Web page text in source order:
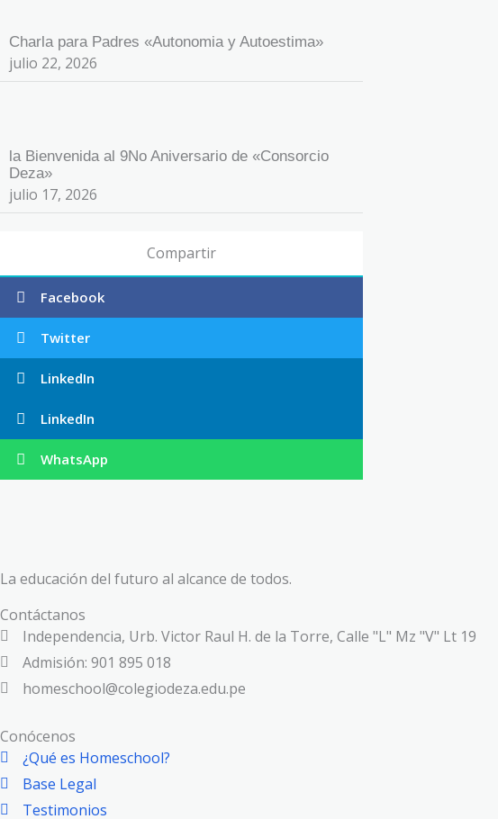
Charla para Padres «Autonomia y Autoestima»
julio 22, 2026
la Bienvenida al 9No Aniversario de «Consorcio
Deza»
julio 17, 2026
Compartir
Facebook
Twitter
LinkedIn
LinkedIn
WhatsApp
La educación del futuro al alcance de todos.
Contáctanos
Independencia, Urb. Victor Raul H. de la Torre, Calle "L" Mz "V" Lt 19
Admisión: 901 895 018
homeschool@colegiodeza.edu.pe
Conócenos
¿Qué es Homeschool?
Base Legal
Testimonios